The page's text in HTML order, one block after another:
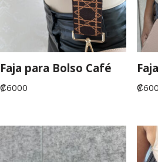
Faja para Bolso Café
₡6000 ₡